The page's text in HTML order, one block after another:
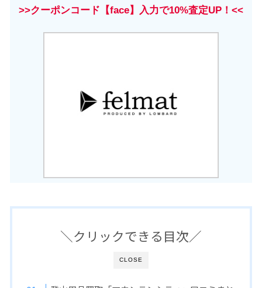
>>クーポンコード【face】入力で10%査定UP！<<
CLOSE
＼クリックできる目次／